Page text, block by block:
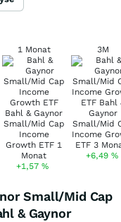
1 Monat
+1,57%
3M
+6,49 %
Small/Mid Cap
& Gaynor